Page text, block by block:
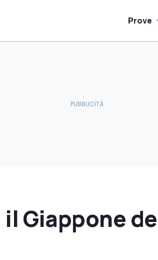
Prove
il Giappone